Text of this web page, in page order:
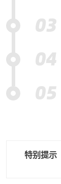
特别提示